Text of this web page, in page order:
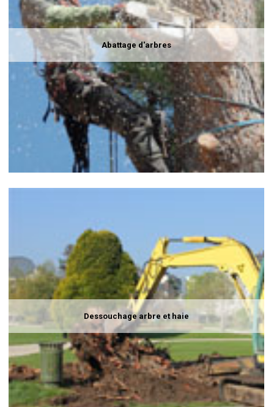
Abattage d'arbres
Dessouchage arbre et haie